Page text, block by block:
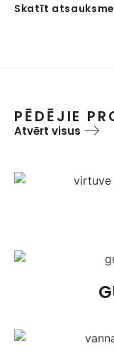
Skatīt
Vārds U. Vārds U.
PĒDĒJIE
Atvērt visus